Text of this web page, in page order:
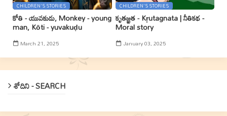
CHILDREN'S STORIES
కోతి - యువకుడు, Monkey - young
man, Kōti - yuvakuḍu
March 21, 2025
CHILDREN'S STORIES
కృతజ్ఞత - Kr̥utagnata | నీతికథ -
Moral story
January 03, 2025
శోదిని - SEARCH